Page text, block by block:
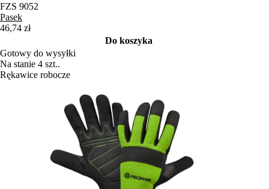
FZS 9052
Pasek
46,74 zł
Do koszyka
Gotowy do wysyłki
Na stanie 4 szt..
Rękawice robocze